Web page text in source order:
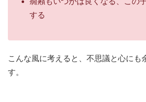
する
こんな風に考えると、不思議と心にも
す。